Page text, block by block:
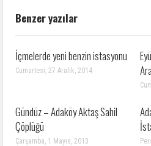
Benzer yazılar
İçmelerde yeni benzin istasyonu
Cumartesi, 27 Aralık, 2014
Gündüz – Adaköy Aktaş Sahil
Çöplüğü
Çarşamba, 1 Mayıs, 2013